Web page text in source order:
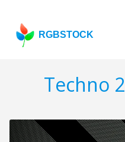
RGBSTOCK
Techno 2